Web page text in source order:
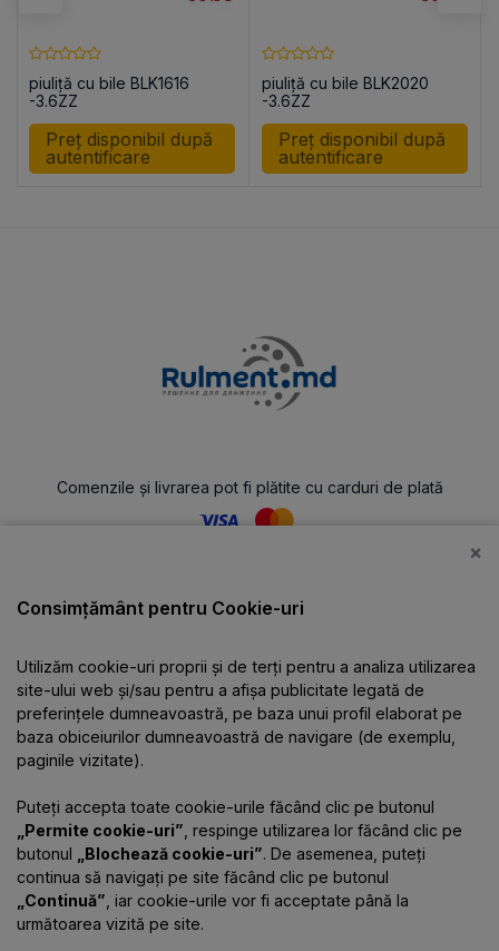
piuliță cu bile BLK1616
-3.6ZZ
Preț disponibil după
autentificare
piuliță cu bile BLK2020
-3.6ZZ
Preț disponibil după
autentificare
Comenzile și livrarea pot fi plătite cu carduri de plată
Catalog
Despre companie
Informații
Contacte
×
Consimțământ pentru Cookie-uri
Utilizăm cookie-uri proprii și de terți pentru a analiza utilizarea
site-ului web și/sau pentru a afișa publicitate legată de
preferințele dumneavoastră, pe baza unui profil elaborat pe
baza obiceiurilor dumneavoastră de navigare (de exemplu,
paginile vizitate).
Puteți accepta toate cookie-urile făcând clic pe butonul
„Permite cookie-uri” , respinge utilizarea lor făcând clic pe
butonul
„Blochează cookie-uri”. De asemenea, puteți
continua să navigați pe site făcând clic pe butonul
„Continuă” , iar cookie-urile vor fi acceptate până la
următoarea vizită pe site.